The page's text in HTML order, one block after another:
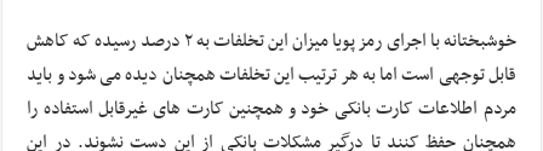
خوشبختانه با اجرای رمز پویا میزان این تخلفات به ۲ درصد رسیده که کاهش
قابل توجهی است اما به هر ترتیب این تخلفات همچنان دیده می شود و باید
مردم اطلاعات کارت بانکی خود و همچنین کارت های غیرقابل استفاده را
همچنان حفظ کنند تا درگیر مشکلات بانکی از این دست نشوند. در این